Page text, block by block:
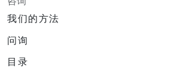
我们的方法
问询
目录